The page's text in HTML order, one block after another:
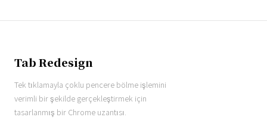
Tab Redesign
Tek tıklamayla çoklu pencere bölme işlemini
verimli bir şekilde gerçekleştirmek için
tasarlanmış bir Chrome uzantısı.